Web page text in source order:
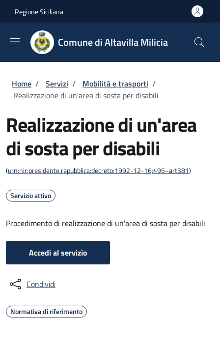
Regione Siciliana
Comune di Altavilla Milicia
Briciole di pane
Home / Servizi / Mobilità e trasporti /
Realizzazione di un'area di sosta per disabili
Realizzazione di un'area
di sosta per disabili
(urn:nir:presidente.repubblica:decreto:1992-12-16;495~art381)
Servizio attivo
Procedimento di realizzazione di un'area di sosta per disabili
Accedi al servizio
Condividi
Normativa di riferimento